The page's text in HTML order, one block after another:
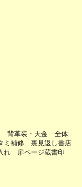
背革装・天金 全体
ミ補修 裏見返し書店
れ 扉ページ蔵書印